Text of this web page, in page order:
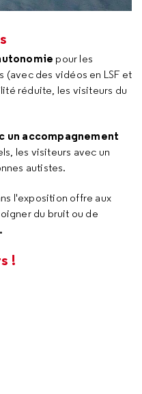
pour les
des vidéos en LSF et
réduite, les visiteurs du
un accompagnement
les visiteurs avec un
autistes.
l'exposition offre aux
du bruit ou de
!